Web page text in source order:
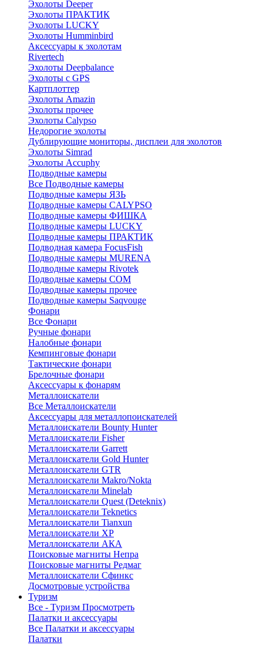
Эхолоты Deeper
Эхолоты ПРАКТИК
Эхолоты LUCKY
Эхолоты Humminbird
Аксессуары к эхолотам
Rivertech
Эхолоты Deepbalance
Эхолоты с GPS
Картплоттер
Эхолоты Amazin
Эхолоты прочее
Эхолоты Calypso
Недорогие эхолоты
Дублирующие мониторы, дисплеи для эхолотов
Эхолоты Simrad
Эхолоты Accuphy
Подводные камеры
Все Подводные камеры
Подводные камеры ЯЗЬ
Подводные камеры CALYPSO
Подводные камеры ФИШКА
Подводные камеры LUCKY
Подводные камеры ПРАКТИК
Подводная камера FocusFish
Подводные камеры MURENA
Подводные камеры Rivotek
Подводные камеры СОМ
Подводные камеры прочее
Подводные камеры Saqvouge
Фонари
Все Фонари
Ручные фонари
Налобные фонари
Кемпинговые фонари
Тактические фонари
Брелочные фонари
Аксессуары к фонарям
Металлоискатели
Все Металлоискатели
Аксессуары для металлопоискателей
Металлоискатели Bounty Hunter
Металлоискатели Fisher
Металлоискатели Garrett
Металлоискатели Gold Hunter
Металлоискатели GTR
Металлоискатели Makro/Nokta
Металлоискатели Minelab
Металлоискатели Quest (Deteknix)
Металлоискатели Teknetics
Металлоискатели Tianxun
Металлоискатели XP
Металлоискатели АКА
Поисковые магниты Непра
Поисковые магниты Редмаг
Металлоискатели Сфинкс
Досмотровые устройства
Туризм
Все - Туризм Просмотреть
Палатки и аксессуары
Все Палатки и аксессуары
Палатки